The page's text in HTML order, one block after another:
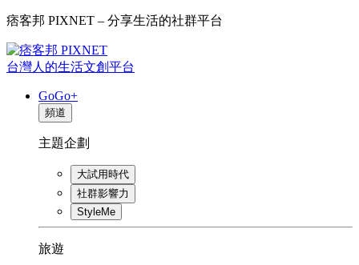
痞客邦 PIXNET – 分享生活的社群平台
台灣人的生活文創平台
GoGo+
頻道
主題企劃
大試用時代
社群影響力
StyleMe
旅遊